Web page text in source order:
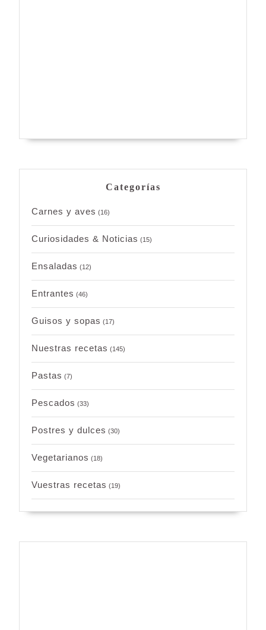
Categorías
Carnes y aves (16)
Curiosidades & Noticias (15)
Ensaladas (12)
Entrantes (46)
Guisos y sopas (17)
Nuestras recetas (145)
Pastas (7)
Pescados (33)
Postres y dulces (30)
Vegetarianos (18)
Vuestras recetas (19)